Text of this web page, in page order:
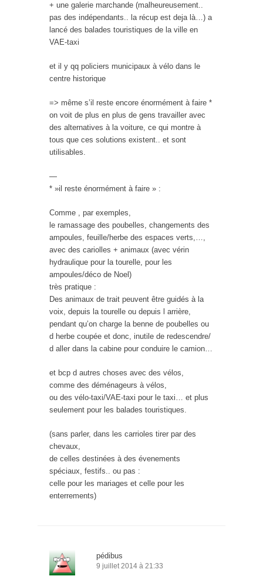
+ une galerie marchande (malheureusement..
pas des indépendants.. la récup est deja là…) a
lancé des balades touristiques de la ville en
VAE-taxi
et il y qq policiers municipaux à vélo dans le
centre historique
=> même s’il reste encore énormément à faire *
on voit de plus en plus de gens travailler avec
des alternatives à la voiture, ce qui montre à
tous que ces solutions existent.. et sont
utilisables.
—
* »il reste énormément à faire » :
Comme , par exemples,
le ramassage des poubelles, changements des
ampoules, feuille/herbe des espaces verts,…,
avec des cariolles + animaux (avec vérin
hydraulique pour la tourelle, pour les
ampoules/déco de Noel)
très pratique :
Des animaux de trait peuvent être guidés à la
voix, depuis la tourelle ou depuis l arrière,
pendant qu’on charge la benne de poubelles ou
d herbe coupée et donc, inutile de redescendre/
d aller dans la cabine pour conduire le camion…
et bcp d autres choses avec des vélos,
comme des déménageurs à vélos,
ou des vélo-taxi/VAE-taxi pour le taxi… et plus
seulement pour les balades touristiques.
(sans parler, dans les carrioles tirer par des
chevaux,
de celles destinées à des évenements
spéciaux, festifs.. ou pas :
celle pour les mariages et celle pour les
enterrements)
pédibus
9 juillet 2014 à 21:33